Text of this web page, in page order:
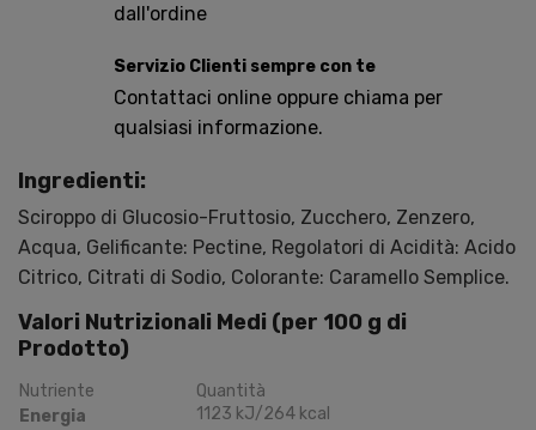
dall'ordine
Servizio Clienti sempre con te
Contattaci online oppure chiama per
qualsiasi informazione.
Ingredienti:
Sciroppo di Glucosio-Fruttosio, Zucchero, Zenzero,
Acqua, Gelificante: Pectine, Regolatori di Acidità: Acido
Citrico, Citrati di Sodio, Colorante: Caramello Semplice.
Valori Nutrizionali Medi (per 100 g di
Prodotto)
Nutriente
Quantità
Energia
1123 kJ/264 kcal